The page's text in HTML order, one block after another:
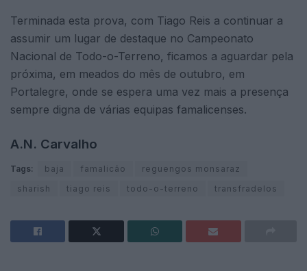
Terminada esta prova, com Tiago Reis a continuar a
assumir um lugar de destaque no Campeonato
Nacional de Todo-o-Terreno, ficamos a aguardar pela
próxima, em meados do mês de outubro, em
Portalegre, onde se espera uma vez mais a presença
sempre digna de várias equipas famalicenses.
A.N. Carvalho
Tags: baja famalicão
reguengos monsaraz
sharish
tiago reis todo-o-terreno transfradelos